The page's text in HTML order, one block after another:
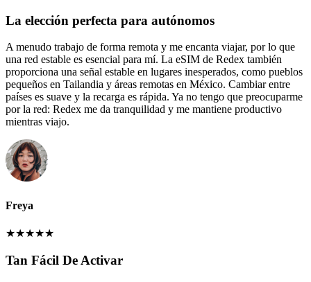
La elección perfecta para autónomos
A menudo trabajo de forma remota y me encanta viajar, por lo que
una red estable es esencial para mí. La eSIM de Redex también
proporciona una señal estable en lugares inesperados, como pueblos
pequeños en Tailandia y áreas remotas en México. Cambiar entre
países es suave y la recarga es rápida. Ya no tengo que preocuparme
por la red: Redex me da tranquilidad y me mantiene productivo
mientras viajo.
Freya
★★★★★
Tan Fácil De Activar